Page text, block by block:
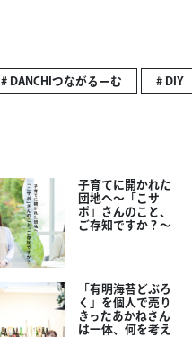
# DANCHIつながるーむ # DIY
子育てに開かれた
団地へ～「こサ
ポ」さんのこと、
ご存知ですか？～
「有明海苔どぶろ
く」を個人で売り
きったあかねさん
は一体、何を考え